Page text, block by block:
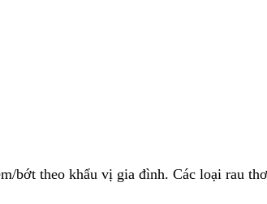
bớt theo khẩu vị gia đình. Các loại rau